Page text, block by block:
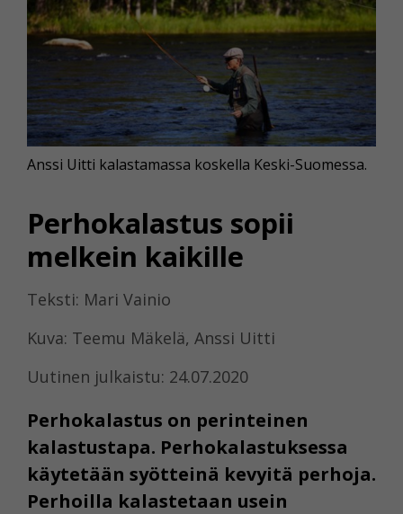
Perhokalastus sopii
melkein kaikille
Teksti: Mari Vainio
Kuva: Teemu Mäkelä, Anssi Uitti
Uutinen julkaistu: 24.07.2020
Perhokalastus on perinteinen
kalastustapa. Perhokalastuksessa
käytetään syötteinä kevyitä perhoja.
Perhoilla kalastetaan usein
Anssi Uitti kalastamassa koskella Keski-Suomessa.